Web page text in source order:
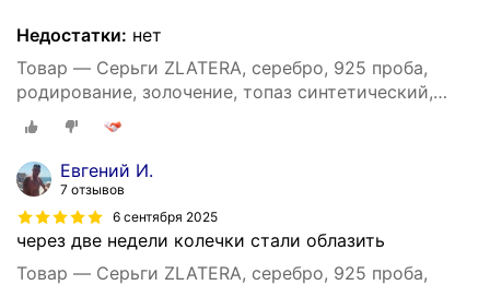
Недостатки: нет
Товар — Серьги ZLATERA, серебро, 925 проба,
родирование, золочение, топаз синтетический,
длина 3 см, , бесцветный
Евгений И.
7 отзывов
6 сентября 2025
через две недели колечки стали облазить
Товар — Серьги ZLATERA, серебро, 925 проба,